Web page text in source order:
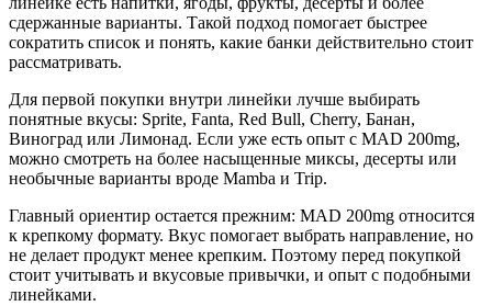
сдержанные варианты. Такой подход помогает быстрее
сократить список и понять, какие банки действительно стоит
рассматривать.
Для первой покупки внутри линейки лучше выбирать
понятные вкусы: Sprite, Fanta, Red Bull, Cherry, Банан,
Виноград или Лимонад. Если уже есть опыт с MAD 200mg,
можно смотреть на более насыщенные миксы, десерты или
необычные варианты вроде Mamba и Trip.
Главный ориентир остается прежним: MAD 200mg относится
к крепкому формату. Вкус помогает выбрать направление, но
не делает продукт менее крепким. Поэтому перед покупкой
стоит учитывать и вкусовые привычки, и опыт с подобными
линейками.